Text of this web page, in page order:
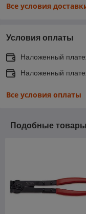
Все условия
Условия оплаты
Наложенный
Наложенный
Все условия оплаты
Подобные